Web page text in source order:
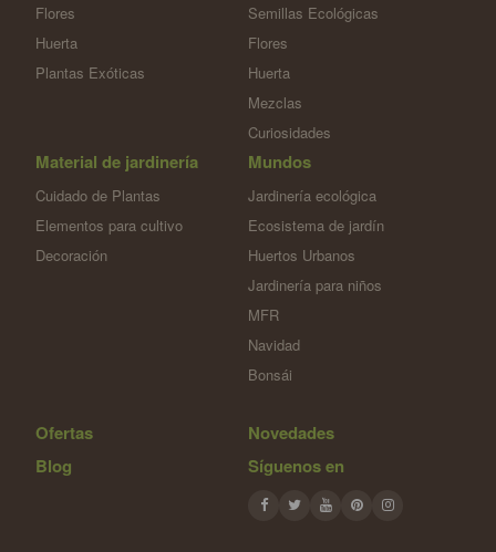
Flores
Huerta
Plantas Exóticas
Semillas Ecológicas
Flores
Huerta
Mezclas
Curiosidades
Material de jardinería
Cuidado de Plantas
Elementos para cultivo
Decoración
Mundos
Jardinería ecológica
Ecosistema de jardín
Huertos Urbanos
Jardinería para niños
MFR
Navidad
Bonsái
Ofertas
Novedades
Blog
Síguenos en